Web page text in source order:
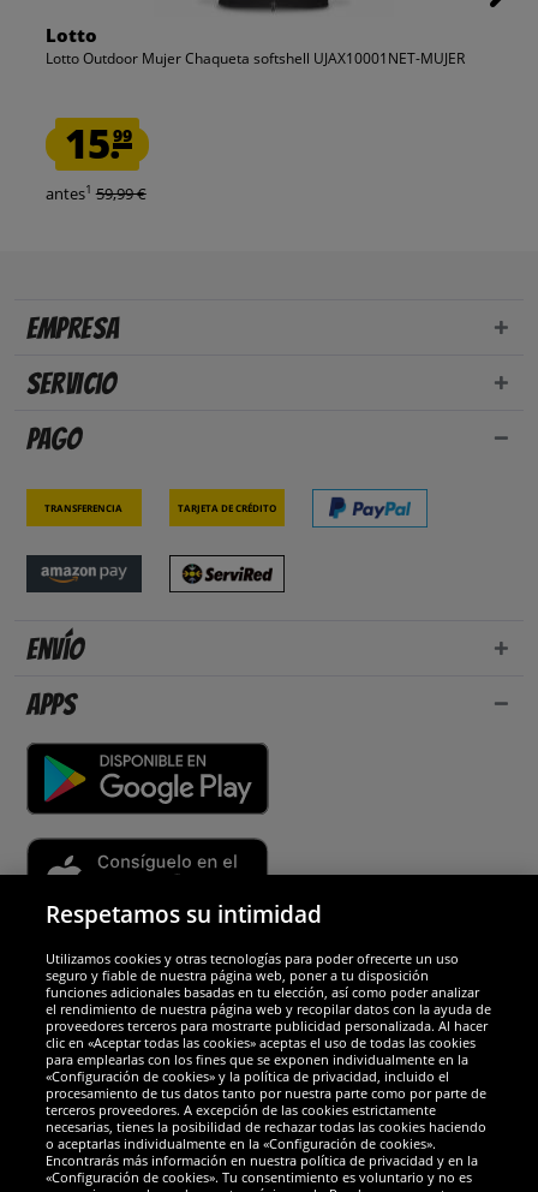
Lotto
Lotto Outdoor Mujer Chaqueta softshell UJAX10001NET-MUJER
15.99
antes1 59,99 €
Empresa
Servicio
Pago
Transferencia Tarjeta de crédito
Envío
Apps
Socios y seguridad
Galardones
Respetamos su intimidad
Utilizamos cookies y otras tecnologías para poder ofrecerte un uso
seguro y fiable de nuestra página web, poner a tu disposición
funciones adicionales basadas en tu elección, así como poder analizar
el rendimiento de nuestra página web y recopilar datos con la ayuda de
proveedores terceros para mostrarte publicidad personalizada. Al hacer
clic en «Aceptar todas las cookies» aceptas el uso de todas las cookies
para emplearlas con los fines que se exponen individualmente en la
«Configuración de cookies» y la política de privacidad, incluido el
procesamiento de tus datos tanto por nuestra parte como por parte de
terceros proveedores. A excepción de las cookies estrictamente
necesarias, tienes la posibilidad de rechazar todas las cookies haciendo
o aceptarlas individualmente en la «Configuración de cookies».
Encontrarás más información en nuestra política de privacidad y en la
«Configuración de cookies». Tu consentimiento es voluntario y no es